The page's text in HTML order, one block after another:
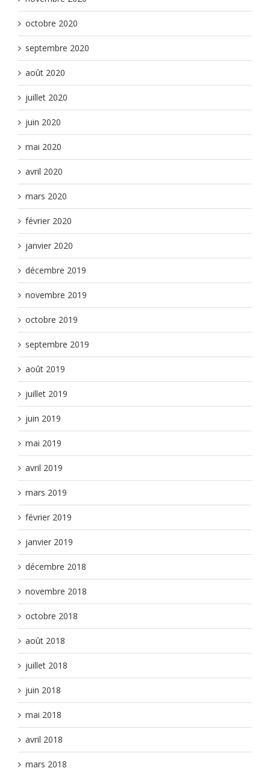
octobre 2020
septembre 2020
août 2020
juillet 2020
juin 2020
mai 2020
avril 2020
mars 2020
février 2020
janvier 2020
décembre 2019
novembre 2019
octobre 2019
septembre 2019
août 2019
juillet 2019
juin 2019
mai 2019
avril 2019
mars 2019
février 2019
janvier 2019
décembre 2018
novembre 2018
octobre 2018
août 2018
juillet 2018
juin 2018
mai 2018
avril 2018
mars 2018